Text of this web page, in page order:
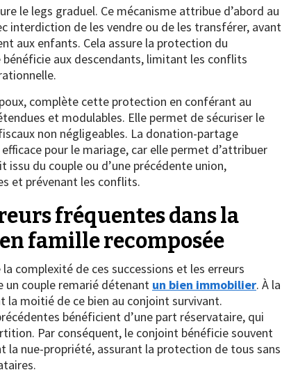
le legs graduel. Ce mécanisme attribue d’abord au
interdiction de les vendre ou de les transférer, avant
aux enfants. Cela assure la protection du
aux descendants, limitant les conflits
complète cette protection en conférant au
et modulables. Elle permet de sécuriser le
non négligeables. La donation-partage
pour le mariage, car elle permet d’attribuer
du couple ou d’une précédente union,
et prévenant les conflits.
fréquentes dans la
famille recomposée
complexité de ces successions et les erreurs
un couple remarié détenant un bien immobilier. À la
la moitié de ce bien au conjoint survivant.
bénéficient d’une part réservataire, qui
Par conséquent, le conjoint bénéficie souvent
la nue-propriété, assurant la protection de tous sans